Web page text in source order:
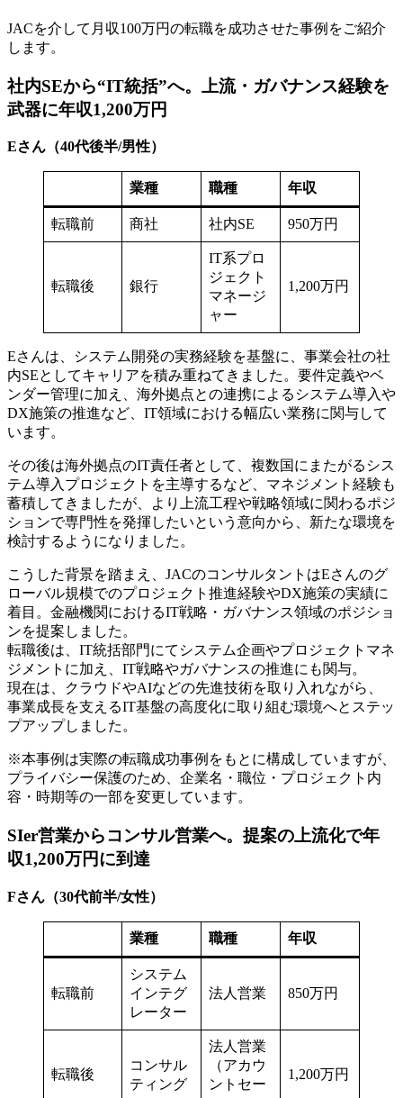
JACを介して月収100万円の転職を成功させた事例をご紹介
します。
社内SEから“IT統括”へ。上流・ガバナンス経験を
武器に年収1,200万円
Eさん（40代後半/男性）
業種 職種 年収
転職前 商社 社内SE 950万円
転職後 銀行
IT系プロ
ジェクト
マネージ
ャー
1,200万円
Eさんは、システム開発の実務経験を基盤に、事業会社の社
内SEとしてキャリアを積み重ねてきました。要件定義やベ
ンダー管理に加え、海外拠点との連携によるシステム導入や
DX施策の推進など、IT領域における幅広い業務に関与して
います。
その後は海外拠点のIT責任者として、複数国にまたがるシス
テム導入プロジェクトを主導するなど、マネジメント経験も
蓄積してきましたが、より上流工程や戦略領域に関わるポジ
ションで専門性を発揮したいという意向から、新たな環境を
検討するようになりました。
こうした背景を踏まえ、JACのコンサルタントはEさんのグ
ローバル規模でのプロジェクト推進経験やDX施策の実績に
着目。金融機関におけるIT戦略・ガバナンス領域のポジショ
ンを提案しました。
転職後は、IT統括部門にてシステム企画やプロジェクトマネ
ジメントに加え、IT戦略やガバナンスの推進にも関与。
現在は、クラウドやAIなどの先進技術を取り入れながら、
事業成長を支えるIT基盤の高度化に取り組む環境へとステッ
プアップしました。
※本事例は実際の転職成功事例をもとに構成していますが、
プライバシー保護のため、企業名・職位・プロジェクト内
容・時期等の一部を変更しています。
SIer営業からコンサル営業へ。提案の上流化で年
収1,200万円に到達
Fさん（30代前半/女性）
業種 職種 年収
転職前
システム
インテグ
レーター
法人営業 850万円
転職後
コンサル
ティング
法人営業
（アカウ
ントセー
1,200万円